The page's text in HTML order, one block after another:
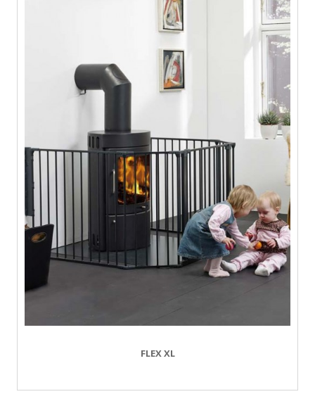
FLEX XL